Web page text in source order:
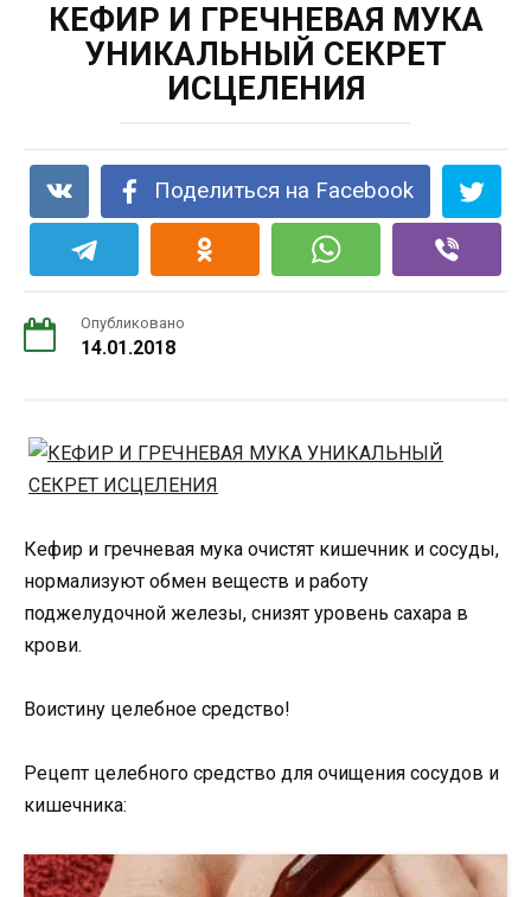
КЕФИР И ГРЕЧНЕВАЯ МУКА
УНИКАЛЬНЫЙ СЕКРЕТ
ИСЦЕЛЕНИЯ
Поделиться на Facebook
Опубликовано
14.01.2018
Кефир и гречневая мука очистят кишечник и сосуды,
нормализуют обмен веществ и работу
поджелудочной железы, снизят уровень сахара в
крови.
Воистину целебное средство!
Рецепт целебного средство для очищения сосудов и
кишечника: